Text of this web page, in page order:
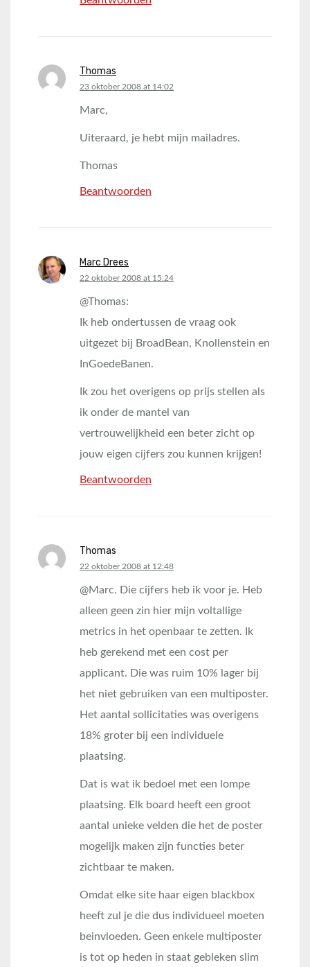
Thomas
says:
23 oktober 2008 at 14:02
Marc,
Uiteraard, je hebt mijn mailadres.
Thomas
Beantwoorden
Marc Drees
says:
22 oktober 2008 at 15:24
@Thomas:
Ik heb ondertussen de vraag ook
uitgezet bij BroadBean, Knollenstein en
InGoedeBanen.
Ik zou het overigens op prijs stellen als
ik onder de mantel van
vertrouwelijkheid een beter zicht op
jouw eigen cijfers zou kunnen krijgen!
Beantwoorden
Thomas
says:
22 oktober 2008 at 12:48
@Marc. Die cijfers heb ik voor je. Heb
alleen geen zin hier mijn voltallige
metrics in het openbaar te zetten. Ik
heb gerekend met een cost per
applicant. Die was ruim 10% lager bij
het niet gebruiken van een multiposter.
Het aantal sollicitaties was overigens
18% groter bij een individuele
plaatsing.
Dat is wat ik bedoel met een lompe
plaatsing. Elk board heeft een groot
aantal unieke velden die het de poster
mogelijk maken zijn functies beter
zichtbaar te maken.
Omdat elke site haar eigen blackbox
heeft zul je die dus individueel moeten
beinvloeden. Geen enkele multiposter
is tot op heden in staat gebleken slim